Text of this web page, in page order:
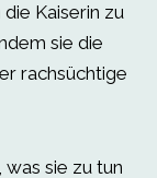
Kaiserin zu
sie die
rachsüchtige
was sie zu tun